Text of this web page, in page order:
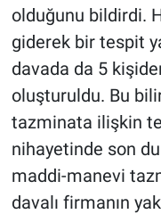
olduğunu bildirdi.
giderek bir tespit
davada da 5
oluşturuldu. Bu
tazminata ilişkin
nihayetinde son
maddi-manevi
davalı firmanın